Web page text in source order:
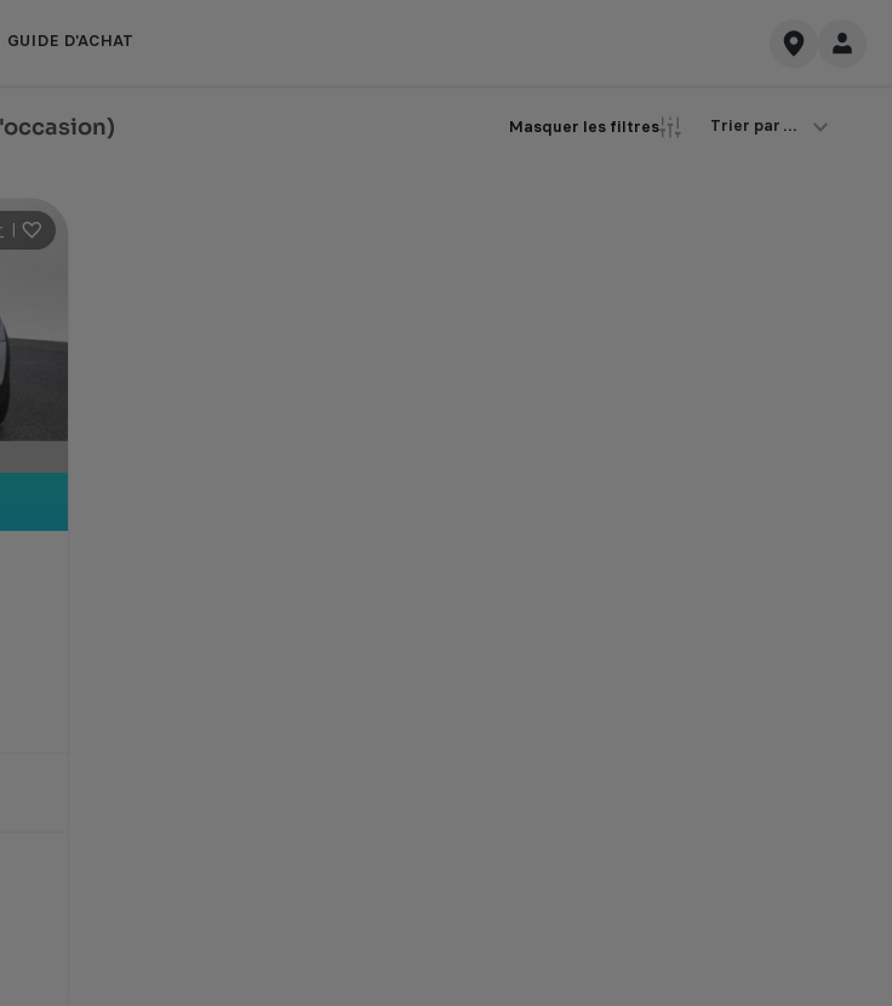
GUIDE D'ACHAT
Masquer les filtres Trier par ...
|